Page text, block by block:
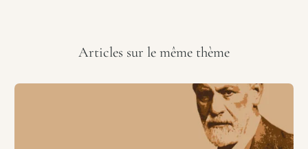
Articles sur le même thème